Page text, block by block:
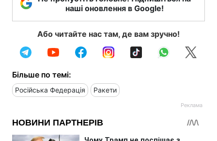
наші оновлення в Google!
Або читайте нас там, де вам зручно!
Більше по темі:
Російська Федерація Ракети